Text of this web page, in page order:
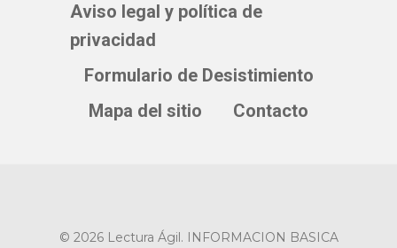
Aviso legal y política de
privacidad
Formulario de Desistimiento
Mapa del sitio
Contacto
© 2026 Lectura Ágil. INFORMACION BASICA